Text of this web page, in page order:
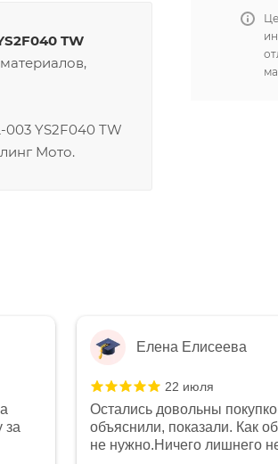
TW
003 YS2F040 TW
Мото.
за
Елена Елисеева
22 июля
Остались довольны
объяснили, показали. Как
не нужно.Ничего лишнего